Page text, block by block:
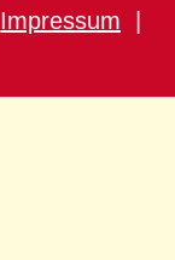
Impressum